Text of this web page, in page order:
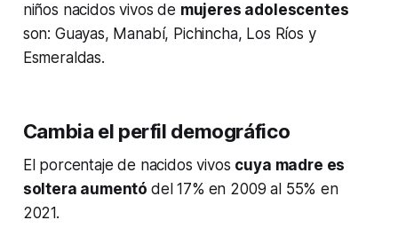
niños nacidos vivos de mujeres adolescentes
son: Guayas, Manabí, Pichincha, Los Ríos y
Esmeraldas.
Cambia el perfil demográfico
El porcentaje de nacidos vivos cuya madre es
soltera aumentó del 17% en 2009 al 55% en
2021.